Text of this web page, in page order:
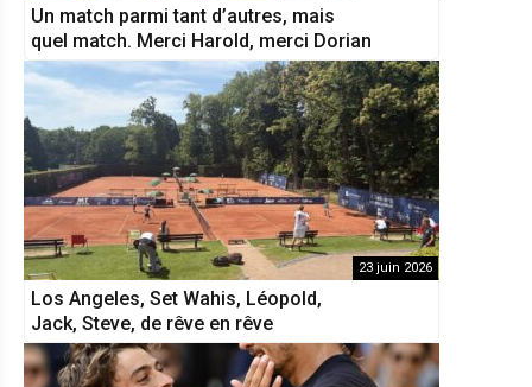
Un match parmi tant d’autres, mais
quel match. Merci Harold, merci Dorian
23 juin 2026
Los Angeles, Set Wahis, Léopold,
Jack, Steve, de rêve en rêve